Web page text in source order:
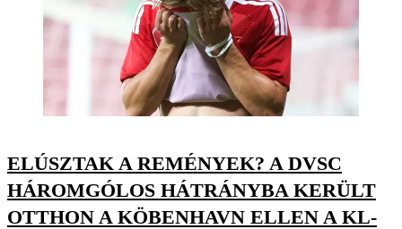
ELÚSZTAK A REMÉNYEK? A DVSC
HÁROMGÓLOS HÁTRÁNYBA KERÜLT
OTTHON A KÖBENHAVN ELLEN A KL-